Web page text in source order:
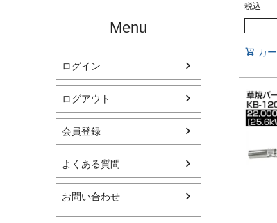
Menu
ログイン
ログアウト
会員登録
よくある質問
お問い合わせ
税込
カ